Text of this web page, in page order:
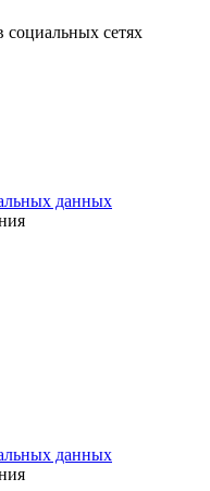
сетях
данных
данных